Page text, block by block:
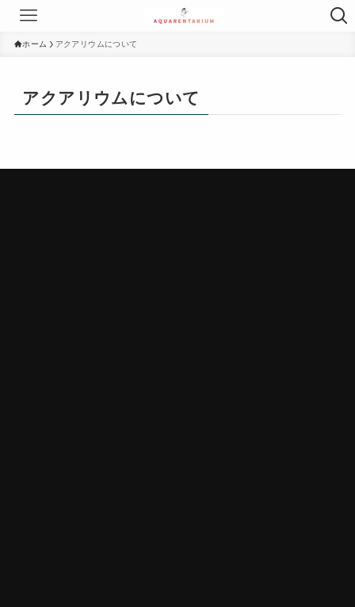
ホーム アクアリウムについて
アクアリウムについて